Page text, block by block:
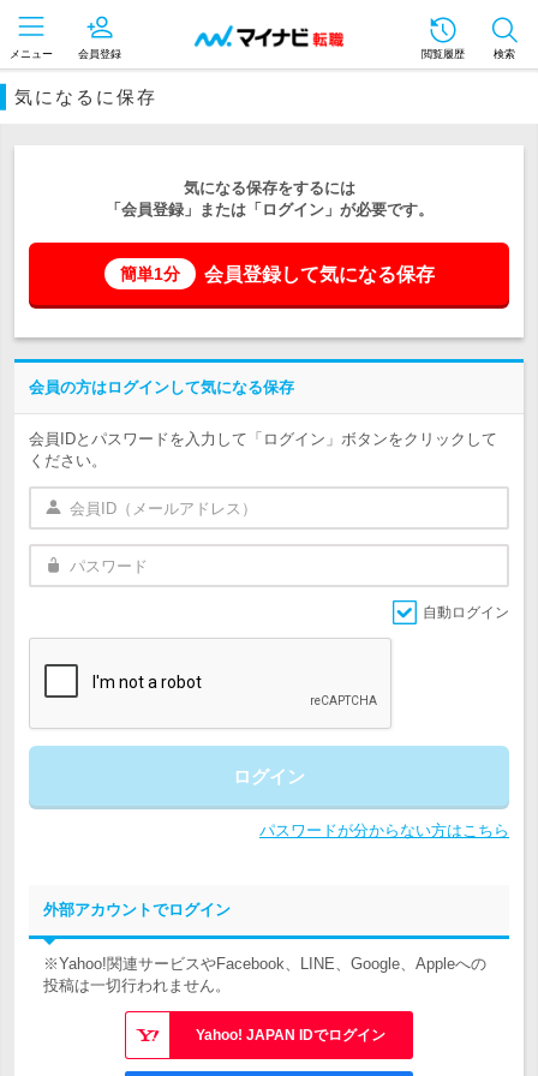
メニュー 会員登録 閲覧履歴 検索
気になるに保存
気になる保存をするには
「会員登録」または「ログイン」が必要です。
簡単1分 会員登録して気になる保存
会員の方はログインして気になる保存
会員IDとパスワードを入力して「ログイン」ボタンをクリックして
ください。
自動ログイン
ログイン
パスワードが分からない方はこちら
外部アカウントでログイン
※Yahoo!関連サービスやFacebook、LINE、Google、Appleへの
投稿は一切行われません。
Yahoo! JAPAN IDでログイン